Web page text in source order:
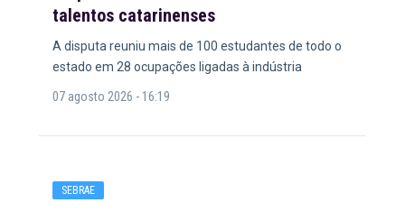
talentos catarinenses
A disputa reuniu mais de 100 estudantes de todo o
estado em 28 ocupações ligadas à indústria
07 agosto 2026 - 16:19
SEBRAE